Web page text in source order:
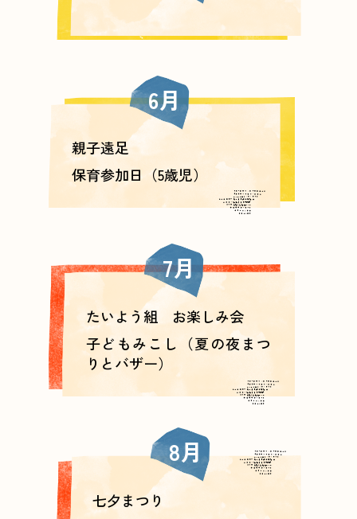
6月
親子遠足
保育参加日（5歳児）
7月
たいよう組 お楽しみ会
子どもみこし（夏の夜まつ
りとバザー）
8月
七夕まつり